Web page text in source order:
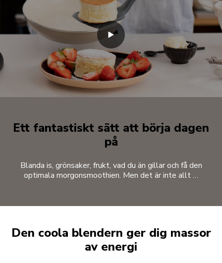
Ett fantastiskt sätt att börja dagen
på
Blanda is, grönsaker, frukt, vad du än gillar och få den
optimala morgonsmoothien. Men det är inte allt …
Den coola blendern ger dig massor
av energi